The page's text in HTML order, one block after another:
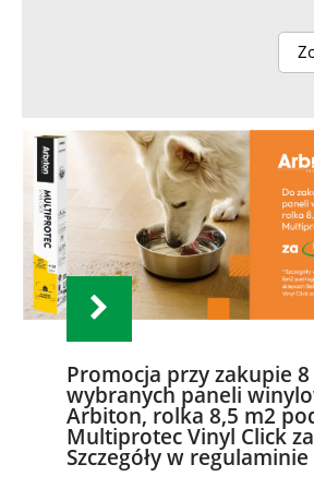
Promocja przy zakupie
wybranych paneli
Arbiton, rolka 8,5 m2
Multiprotec Vinyl Click za
Szczegóły w